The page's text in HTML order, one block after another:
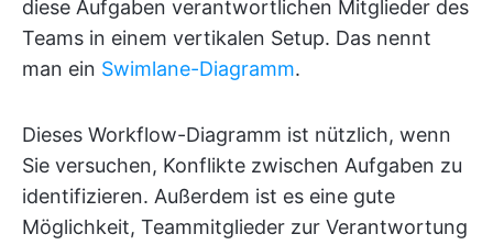
diese Aufgaben verantwortlichen Mitglieder des
Teams in einem vertikalen Setup. Das nennt
man ein Swimlane-Diagramm.
Dieses Workflow-Diagramm ist nützlich, wenn
Sie versuchen, Konflikte zwischen Aufgaben zu
identifizieren. Außerdem ist es eine gute
Möglichkeit, Teammitglieder zur Verantwortung